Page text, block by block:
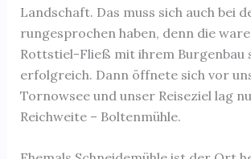
Landschaft. Das muss sich auch bei
rungesprochen haben, denn die
Rottstiel-Fließ mit ihrem Burgenbau
erfolgreich. Dann öffnete sich vor
Tornowsee und unser Reiseziel lag
Reichweite – Boltenmühle.